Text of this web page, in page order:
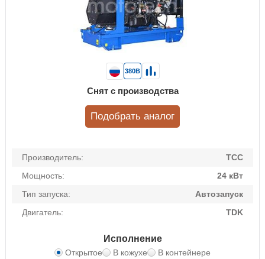
Производитель:
ТСС
Мощность:
24 кВт
Тип запуска:
Автозапуск
Двигатель:
TDK
Исполнение
Открытое В кожухе В контейнере
380В
Снят с производства
Подобрать аналог